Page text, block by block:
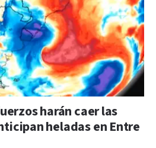
harán caer las
heladas en Entre